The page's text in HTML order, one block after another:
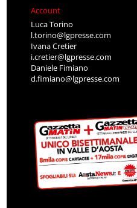
Account
Luca Torino
l.torino@lgpresse.com
Ivana Cretier
i.cretier@lgpresse.com
Daniele Fimiano
d.fimiano@lgpresse.com